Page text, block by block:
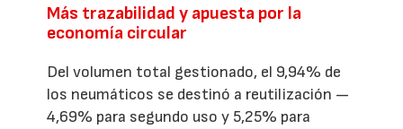
Más trazabilidad y apuesta por la
economía circular
Del volumen total gestionado, el 9,94% de
los neumáticos se destinó a reutilización —
4,69% para segundo uso y 5,25% para